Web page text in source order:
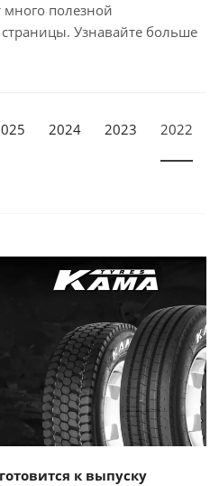
полезной
Узнавайте больше
2024 2023 2022
к выпуску